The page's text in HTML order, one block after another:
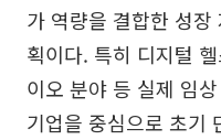
가 역량을 결합한 성
획이다. 특히 디지털
이오 분야 등 실제 임
기업을 중심으로 초기